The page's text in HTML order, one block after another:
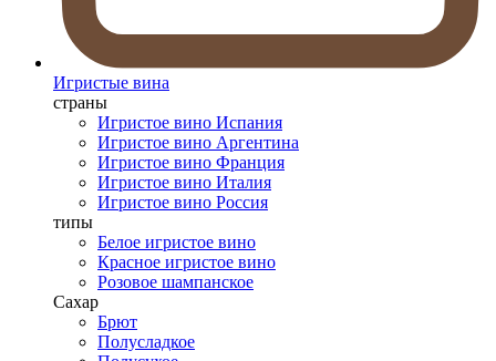
Игристые вина
страны
Игристое вино Испания
Игристое вино Аргентина
Игристое вино Франция
Игристое вино Италия
Игристое вино Россия
типы
Белое игристое вино
Красное игристое вино
Розовое шампанское
Сахар
Брют
Полусладкое